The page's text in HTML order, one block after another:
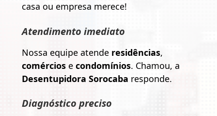
casa ou empresa merece!
Atendimento imediato
Nossa equipe atende residências,
comérciose condomínios. Chamou, a
Desentupidora Sorocaba responde.
Diagnóstico preciso